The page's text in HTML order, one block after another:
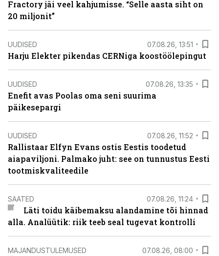
Fractory jäi veel kahjumisse. “Selle aasta siht on
20 miljonit”
UUDISED 07.08.26, 13:51
Harju Elekter pikendas CERNiga koostöölepingut
UUDISED 07.08.26, 13:35
Enefit avas Poolas oma seni suurima
päikesepargi
UUDISED 07.08.26, 11:52
Rallistaar Elfyn Evans ostis Eestis toodetud
aiapaviljoni. Palmako juht: see on tunnustus Eesti
tootmiskvaliteedile
SAATED 07.08.26, 11:24
Läti toidu käibemaksu alandamine tõi hinnad
alla. Analüütik: riik teeb seal tugevat kontrolli
MAJANDUSTULEMUSED 07.08.26, 08:00